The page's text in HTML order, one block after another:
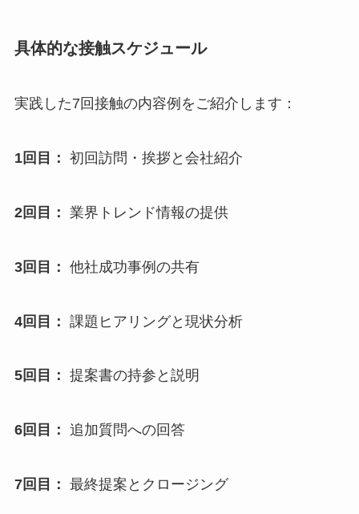
具体的な接触スケジュール
実践した7回接触の内容例をご紹介します：
1回目： 初回訪問・挨拶と会社紹介
2回目： 業界トレンド情報の提供
3回目： 他社成功事例の共有
4回目： 課題ヒアリングと現状分析
5回目： 提案書の持参と説明
6回目： 追加質問への回答
7回目： 最終提案とクロージング